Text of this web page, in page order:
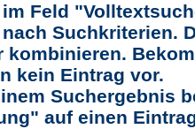
Feld
Suchkriterien.
kombinieren.
kein Eintrag vor.
Suchergebnis
auf einen